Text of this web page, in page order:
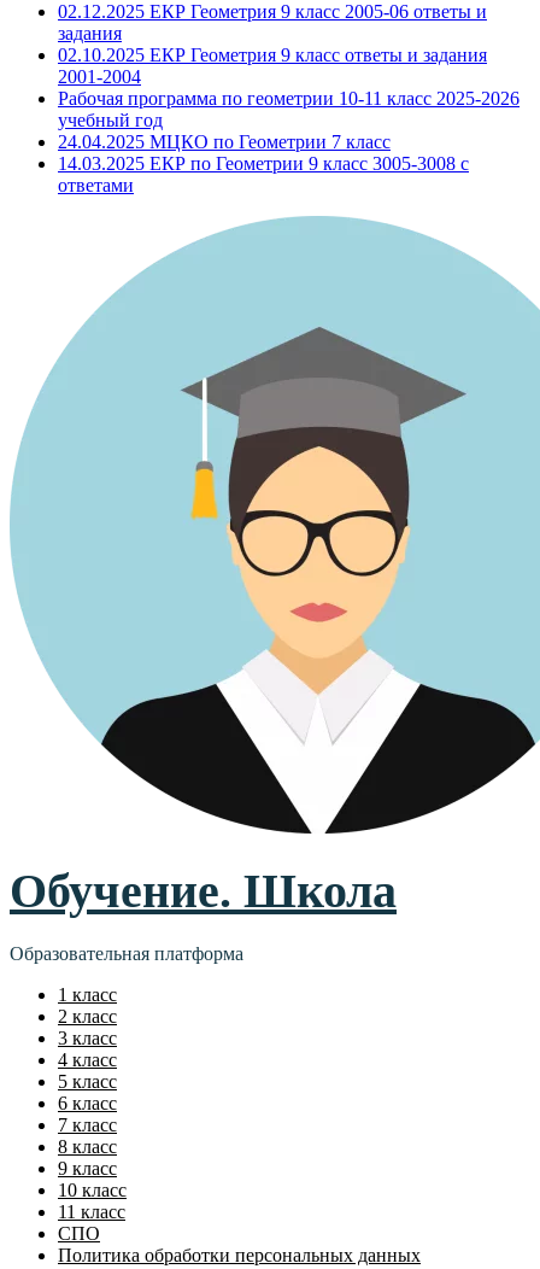
02.12.2025 ЕКР Геометрия 9 класс 2005-06 ответы и
задания
02.10.2025 ЕКР Геометрия 9 класс ответы и задания
2001-2004
Рабочая программа по геометрии 10-11 класс 2025-2026
учебный год
24.04.2025 МЦКО по Геометрии 7 класс
14.03.2025 ЕКР по Геометрии 9 класс 3005-3008 с
ответами
Обучение. Школа
Образовательная платформа
1 класс
2 класс
3 класс
4 класс
5 класс
6 класс
7 класс
8 класс
9 класс
10 класс
11 класс
СПО
Политика обработки персональных данных